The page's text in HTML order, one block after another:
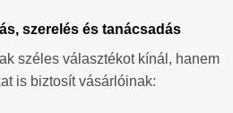
szerelés és tanácsadás
széles választékot kínál, hanem
is biztosít vásárlóinak: